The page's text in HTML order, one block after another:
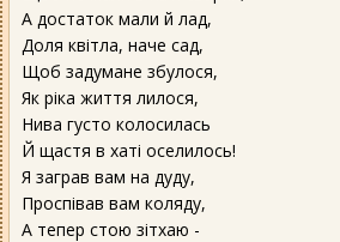
А достаток мали й лад,
Доля квітла, наче сад,
Щоб задумане збулося,
Як ріка життя лилося,
Нива густо колосилась
Й щастя в хаті оселилось!
Я заграв вам на дуду,
Проспівав вам коляду,
А тепер стою зітхаю -